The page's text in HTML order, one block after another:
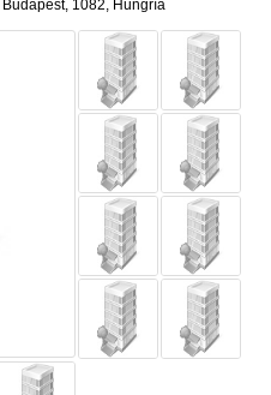
Budapest, 1082, Hungría